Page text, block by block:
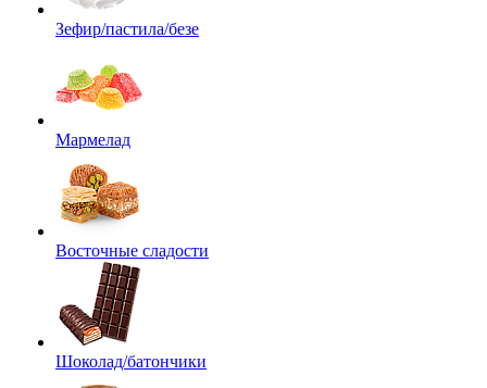
Зефир/пастила/безе
Мармелад
Восточные сладости
Шоколад/батончики